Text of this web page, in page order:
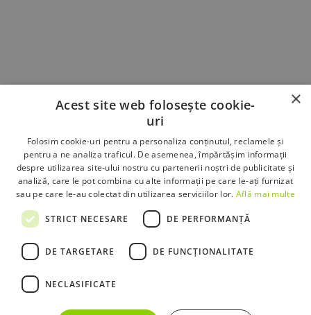
Parametri de calitate
Procedura de soluționare a reclamațiilor
Interconectare
Portabilitatea Numerelor
Politica de confidențialitate
DOTRO Telecom SRL
×
Acest site web folosește cookie-
uri
Folosim cookie-uri pentru a personaliza conținutul, reclamele și
pentru a ne analiza traficul. De asemenea, împărtășim informații
despre utilizarea site-ului nostru cu partenerii noștri de publicitate și
analiză, care le pot combina cu alte informații pe care le-ați furnizat
sau pe care le-au colectat din utilizarea serviciilor lor. Află mai multe
STRICT NECESARE DE PERFORMANȚĂ
DE TARGETARE DE FUNCŢIONALITATE
NECLASIFICATE